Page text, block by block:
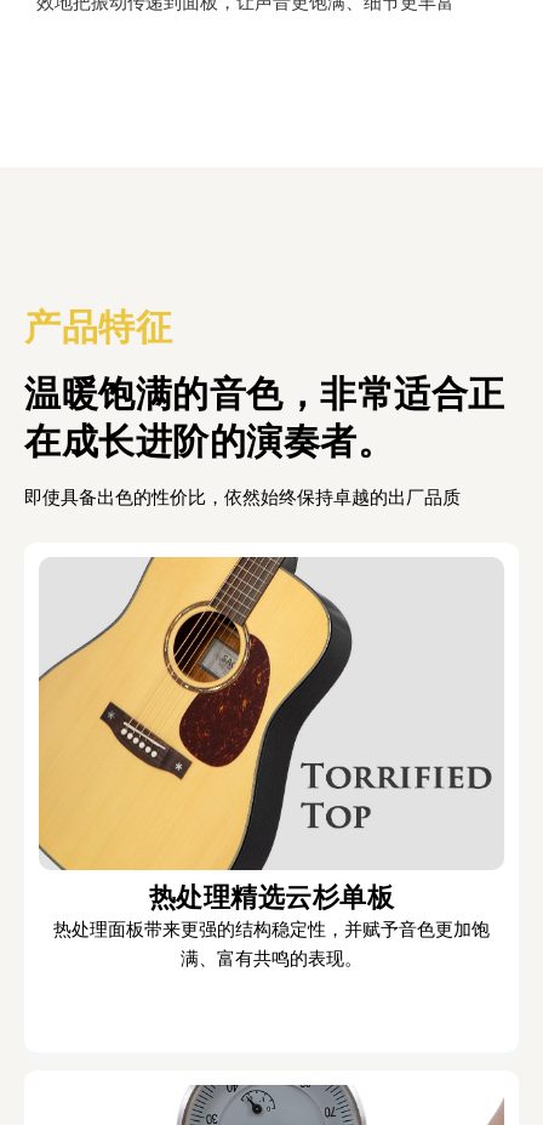
产品特征
温暖饱满的音色，非常适合正
在成长进阶的演奏者。
即使具备出色的性价比，依然始终保持卓越的出厂品质
热处理精选云杉单板
热处理面板带来更强的结构稳定性，并赋予音色更加饱
满、富有共鸣的表现。